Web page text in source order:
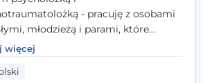
- pracuję z osobami
młodzieżą i parami, które
kryzysów psychicznych,
stanów lękowych i trudności
W pracy kieruję się
więcej